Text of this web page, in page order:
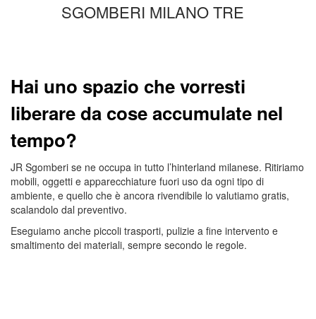
SGOMBERI MILANO TRE
Hai uno spazio che vorresti
liberare da cose accumulate nel
tempo?
JR Sgomberi se ne occupa in tutto l’hinterland milanese. Ritiriamo
mobili, oggetti e apparecchiature fuori uso da ogni tipo di
ambiente, e quello che è ancora rivendibile lo valutiamo gratis,
scalandolo dal preventivo.
Eseguiamo anche piccoli trasporti, pulizie a fine intervento e
smaltimento dei materiali, sempre secondo le regole.